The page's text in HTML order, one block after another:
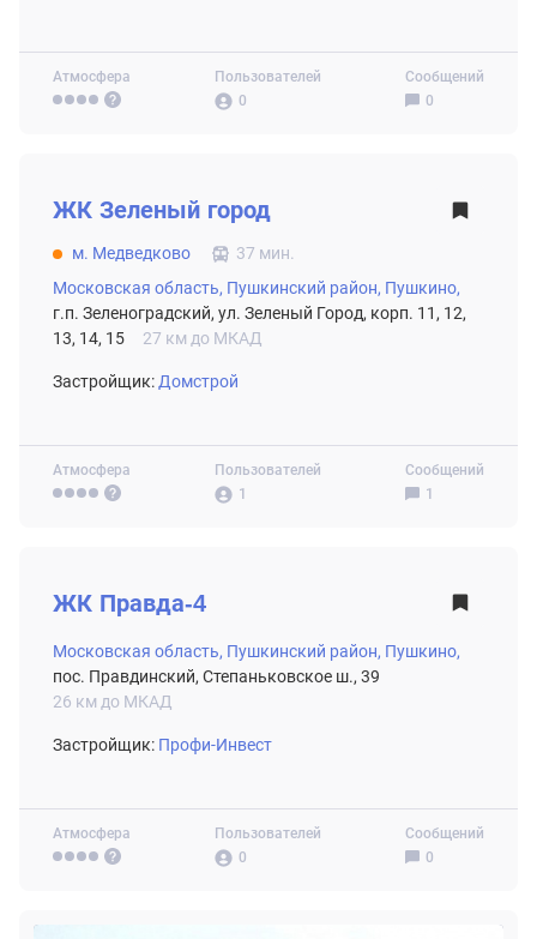
Атмосфера
Пользователей
0
Сообщений
0
ВТОРИЧНЫЙ РЫНОК
Атмосфера
Пользователей
1
Сообщений
1
ЖК Зеленый город
м. Медведково
37 мин.
Московская область, Пушкинский район, Пушкино,
г.п. Зеленоградский, ул. Зеленый Город, корп. 11, 12,
13, 14, 15
27 км до МКАД
Застройщик: Домстрой
Атмосфера
Пользователей
0
Сообщений
0
ЖК Правда-4
Московская область, Пушкинский район, Пушкино,
пос. Правдинский, Степаньковское ш., 39
26 км до МКАД
Застройщик: Профи-Инвест